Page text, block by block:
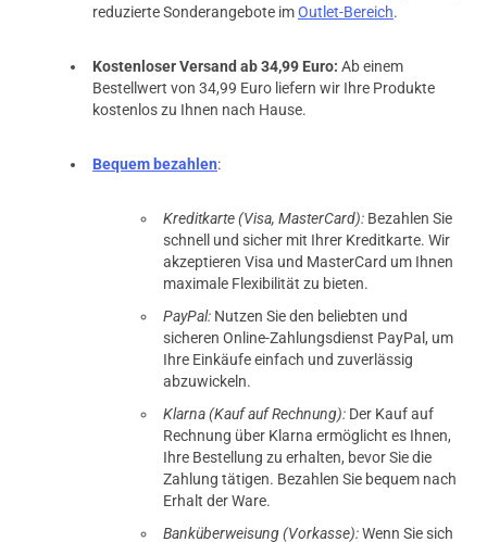
reduzierte Sonderangebote imOutlet-Bereich.
Kostenloser Versand ab 34,99 Euro: Ab einem
Bestellwert von 34,99 Euro liefern wir Ihre Produkte
kostenlos zu Ihnen nach Hause.
Bequem bezahlen:
Kreditkarte (Visa, MasterCard): Bezahlen Sie
schnell und sicher mit Ihrer Kreditkarte. Wir
akzeptieren Visa und MasterCard um Ihnen
maximale Flexibilität zu bieten.
PayPal: Nutzen Sie den beliebten und
sicheren Online-Zahlungsdienst PayPal, um
Ihre Einkäufe einfach und zuverlässig
abzuwickeln.
Klarna (Kauf auf Rechnung): Der Kauf auf
Rechnung über Klarna ermöglicht es Ihnen,
Ihre Bestellung zu erhalten, bevor Sie die
Zahlung tätigen. Bezahlen Sie bequem nach
Erhalt der Ware.
Banküberweisung (Vorkasse):Wenn Sie sich